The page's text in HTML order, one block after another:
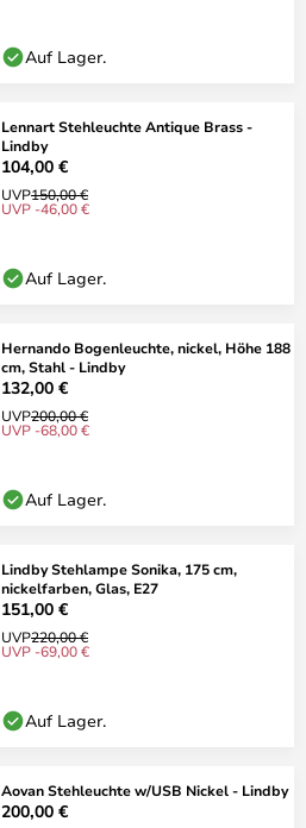
Auf Lager.
Lennart Stehleuchte Antique Brass -
Lindby
104,00 €
UVP150,00 €
UVP -46,00 €
Auf Lager.
Hernando Bogenleuchte, nickel, Höhe 188
cm, Stahl - Lindby
132,00 €
UVP200,00 €
UVP -68,00 €
Auf Lager.
Lindby Stehlampe Sonika, 175 cm,
nickelfarben, Glas, E27
151,00 €
UVP220,00 €
UVP -69,00 €
Auf Lager.
Aovan Stehleuchte w/USB Nickel - Lindby
200,00 €